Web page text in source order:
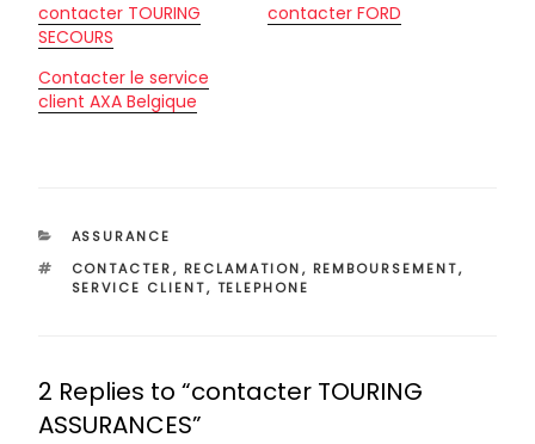
contacter TOURING
SECOURS
contacter FORD
Contacter le service
client AXA Belgique
CATÉGORIES
ASSURANCE
ÉTIQUETTES
CONTACTER, RECLAMATION, REMBOURSEMENT,
SERVICE CLIENT, TELEPHONE
2 Replies to “contacter TOURING
ASSURANCES”